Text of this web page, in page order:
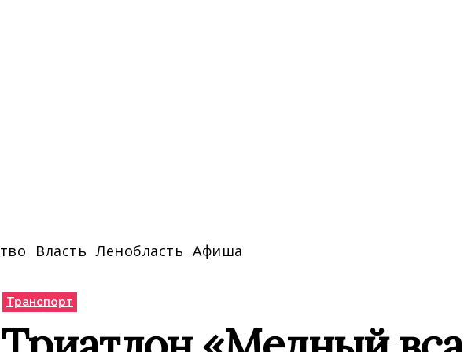
Власть Ленобласть Афиша
Транспорт